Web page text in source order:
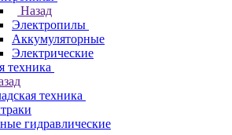
Назад
Электропилы
Аккумуляторные
Электрические
техника
техника
гидравлические